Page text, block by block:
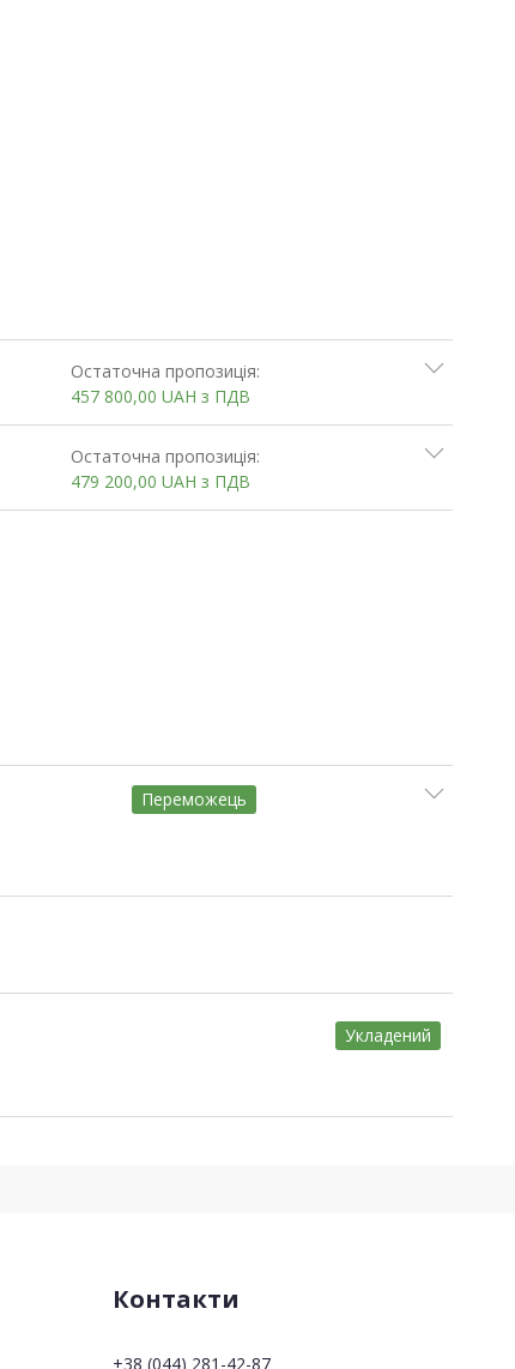
Остаточна пропозиція:
457 800,00UAHз ПДВ
Остаточна пропозиція:
479 200,00UAHз ПДВ
Переможець
Укладений
Контакти
+38 (044) 281-42-87